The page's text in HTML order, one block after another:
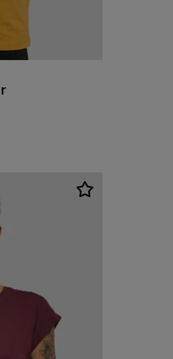
14,99 EUR